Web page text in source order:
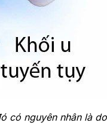
có nguyên nhân là